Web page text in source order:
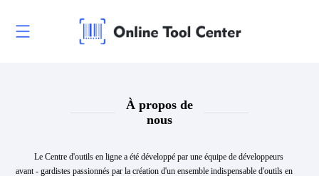
À propos de
nous
Le Centre d'outils en ligne a été développé par une équipe de développeurs
avant - gardistes passionnés par la création d'un ensemble indispensable d'outils en